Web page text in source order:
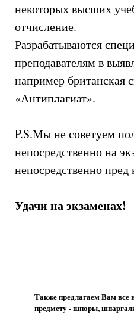
некоторых высших
отчисление.
Разрабатываются
преподавателям в
например британская
«Антиплагиат».
P.S.Мы не советуем
непосредственно на
непосредственно
Удачи на экзаменах!
Также предлагаем Вам все
предмету - шпоры,